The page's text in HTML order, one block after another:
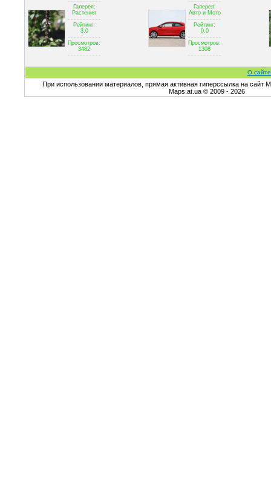
Галерея:
Растения
Рейтинг:
3.0
Просмотров:
3482
Галерея:
Авто и Мото
Рейтинг:
0.0
Просмотров:
1308
О
При использовании материалов, прямая активная гиперссылка на сайт
Maps.at.ua © 2009 - 2026